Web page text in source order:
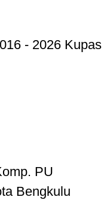
- 2026 Kupas
PU
Bengkulu